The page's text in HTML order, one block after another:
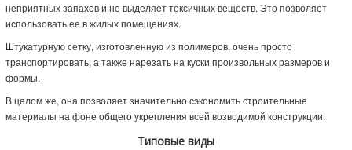
неприятных запахов и не выделяет токсичных веществ. Это позволяет
использовать ее в жилых помещениях.
Штукатурную сетку, изготовленную из полимеров, очень просто
транспортировать, а также нарезать на куски произвольных размеров и
формы.
В целом же, она позволяет значительно сэкономить строительные
материалы на фоне общего укрепления всей возводимой конструкции.
Типовые виды